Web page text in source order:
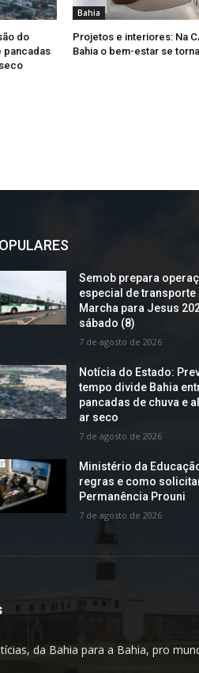
do
pancadas
Bahia
Projetos e interiores: Na
Bahia o bem-estar se
Semob prepara
especial de transporte
Marcha para Jesus
sábado (8)
7 de agosto de 2026
Notícia do Estado:
tempo divide Bahia
pancadas de chuva e
ar seco
7 de agosto de 2026
Ministério da
regras e como
Permanência Prouni
7 de agosto de 2026
da Bahia para a Bahia, pro